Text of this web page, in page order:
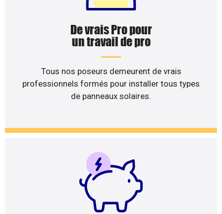
De vrais Pro pour
un travail de pro
Tous nos poseurs demeurent de vrais
professionnels formés pour installer tous types
de panneaux solaires.